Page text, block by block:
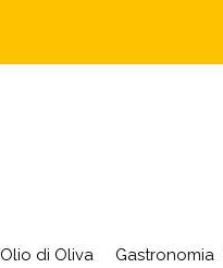
Olio di Oliva Gastronomia